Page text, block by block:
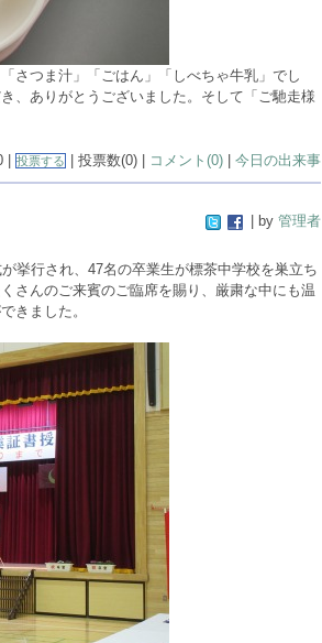
さつま汁」「ごはん」「しべちゃ牛乳」でし
、ありがとうございました。そして「ご馳走様
| 投票する | 投票数(0) | コメント(0) 今日の出来事
| by 管理者
挙行され、47名の卒業生が標茶中学校を巣立ち
さんのご来賓のご臨席を賜り、厳粛な中にも温
きました。